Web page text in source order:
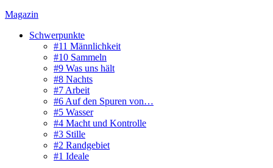
Magazin
Schwerpunkte
#11 Männlichkeit
#10 Sammeln
#9 Was uns hält
#8 Nachts
#7 Arbeit
#6 Auf den Spuren von…
#5 Wasser
#4 Macht und Kontrolle
#3 Stille
#2 Randgebiet
#1 Ideale